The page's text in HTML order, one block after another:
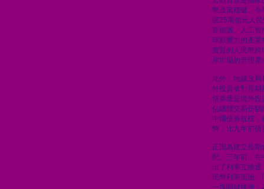
幣政策穩健。今
破25萬億元人
新能源、人工
球影響力的產業
實質的人民幣跨
岸市場的管理需
此外，地緣政
外投資者對長期
債券通是境外投
佔總體交易份額
中國債券規模
幣，比九年前債
正因為建立長
配。三年前，
出了利率互換
民幣利率風險
一塊關鍵拼圖：